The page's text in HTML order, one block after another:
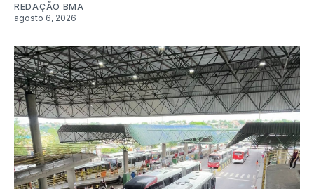
REDAÇÃO BMA
agosto 6, 2026